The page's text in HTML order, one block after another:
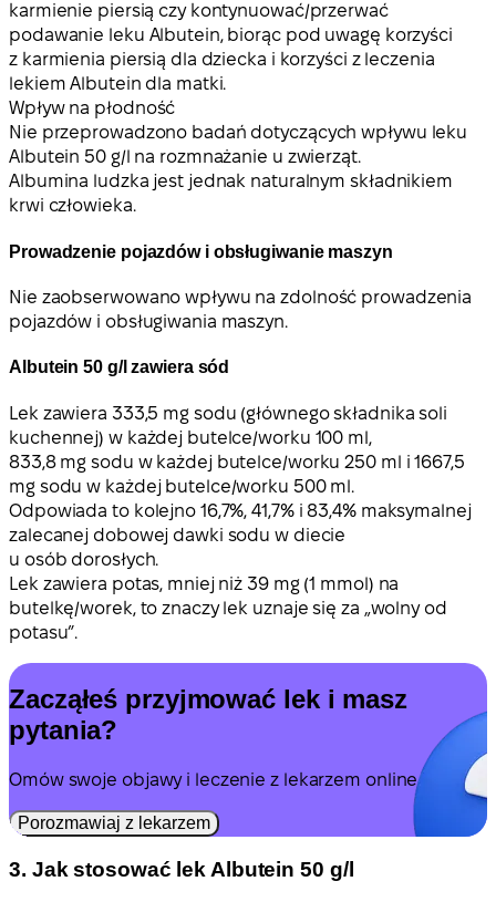
karmienie piersią czy kontynuować/przerwać
podawanie leku Albutein, biorąc pod uwagę korzyści
z karmienia piersią dla dziecka i korzyści z leczenia
lekiem Albutein dla matki.
Wpływ na płodność
Nie przeprowadzono badań dotyczących wpływu leku
Albutein 50 g/l na rozmnażanie u zwierząt.
Albumina ludzka jest jednak naturalnym składnikiem
krwi człowieka.
Prowadzenie pojazdów i obsługiwanie maszyn
Nie zaobserwowano wpływu na zdolność prowadzenia
pojazdów i obsługiwania maszyn.
Albutein 50 g/l zawiera sód
Lek zawiera 333,5 mg sodu (głównego składnika soli
kuchennej) w każdej butelce/worku 100 ml,
833,8 mg sodu w każdej butelce/worku 250 ml i 1667,5
mg sodu w każdej butelce/worku 500 ml.
Odpowiada to kolejno 16,7%, 41,7% i 83,4% maksymalnej
zalecanej dobowej dawki sodu w diecie
u osób dorosłych.
Lek zawiera potas, mniej niż 39 mg (1 mmol) na
butelkę/worek, to znaczy lek uznaje się za „wolny od
potasu”.
Zacząłeś przyjmować lek i masz
pytania?
Omów swoje objawy i leczenie z lekarzem online.
Porozmawiaj z lekarzem
3. Jak stosować lek Albutein 50 g/l